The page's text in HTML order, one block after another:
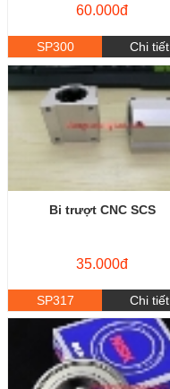
60.000đ
SP300 Chi tiết
Bi trượt CNC SCS
35.000đ
SP317 Chi tiết